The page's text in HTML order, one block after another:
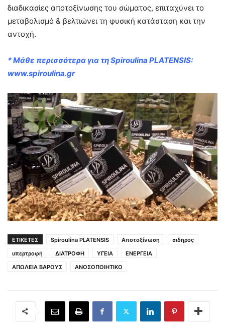
διαδικασίες αποτοξίνωσης του σώματος, επιταχύνει το
μεταβολισμό & βελτιώνει τη φυσική κατάσταση και την
αντοχή.
* Μάθε περισσότερα για τη Spiroulina PLATENSIS:
www.spiroulina.gr
ΕΤΙΚΕΤΕΣ Spiroulina PLATENSIS Αποτοξίνωση
σιδηρος
υπερτροφή
ΔΙΑΤΡΟΦΗ ΥΓΕΙΑ
ΕΝΕΡΓΕΙΑ
ΑΠΩΛΕΙΑ ΒΑΡΟΥΣ
ΑΝΟΣΟΠΟΙΗΤΙΚΟ